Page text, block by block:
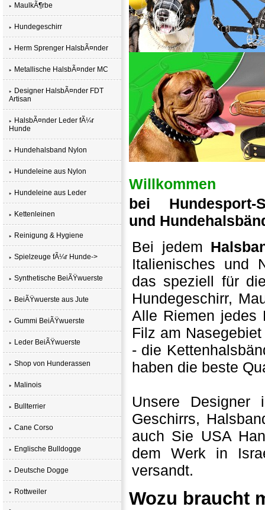
MaulkÃ¶rbe
Hundegeschirr
Herm Sprenger HalsbÃ¤nder
Metallische HalsbÃ¤nder MC
Designer HalsbÃ¤nder FDT
Artisan
HalsbÃ¤nder Leder fÃ¼r
Hunde
Hundehalsband Nylon
Hundeleine aus Nylon
Hundeleine aus Leder
Kettenleinen
Reinigung & Hygiene
Spielzeuge fÃ¼r Hunde->
Synthetische BeiÃŸwuerste
BeiÃŸwuerste aus Jute
Gummi BeiÃŸwuerste
Leder BeiÃŸwuerste
Shop von Hunderassen
Malinois
Bullterrier
Cane Corso
Englische Bulldogge
Deutsche Dogge
Rottweiler
Willkommen
bei Hundesport-
und
Bei jedem
Italienisches und
das speziell für
Hundegeschirr,
Alle Riemen jedes
Filz am
- die
haben die beste
Unsere
Geschirrs,
auch Sie USA
dem Werk in
versandt.
Wozu braucht